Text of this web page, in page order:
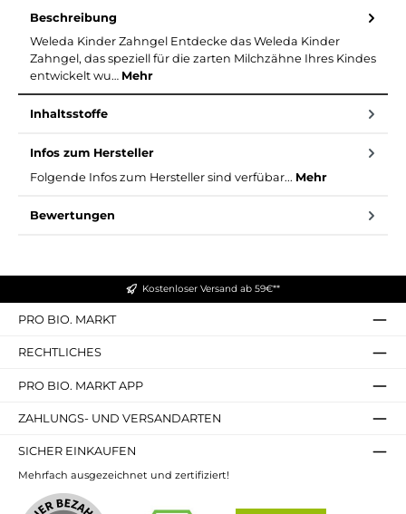
Beschreibung
Weleda Kinder Zahngel Entdecke das Weleda Kinder
Zahngel, das speziell für die zarten Milchzähne Ihres Kindes
entwickelt wu… Mehr
Inhaltsstoffe
Infos zum Hersteller
Folgende Infos zum Hersteller sind verfübar... Mehr
Bewertungen
Kostenloser Versand ab 59€**
PRO BIO. MARKT
RECHTLICHES
PRO BIO. MARKT APP
ZAHLUNGS- UND VERSANDARTEN
SICHER EINKAUFEN
Mehrfach ausgezeichnet und zertifiziert!